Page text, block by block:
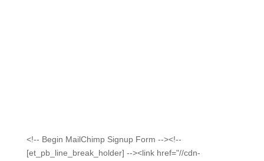
<!-- Begin MailChimp Signup Form --><!--
[et_pb_line_break_holder] --><link href="//cdn-